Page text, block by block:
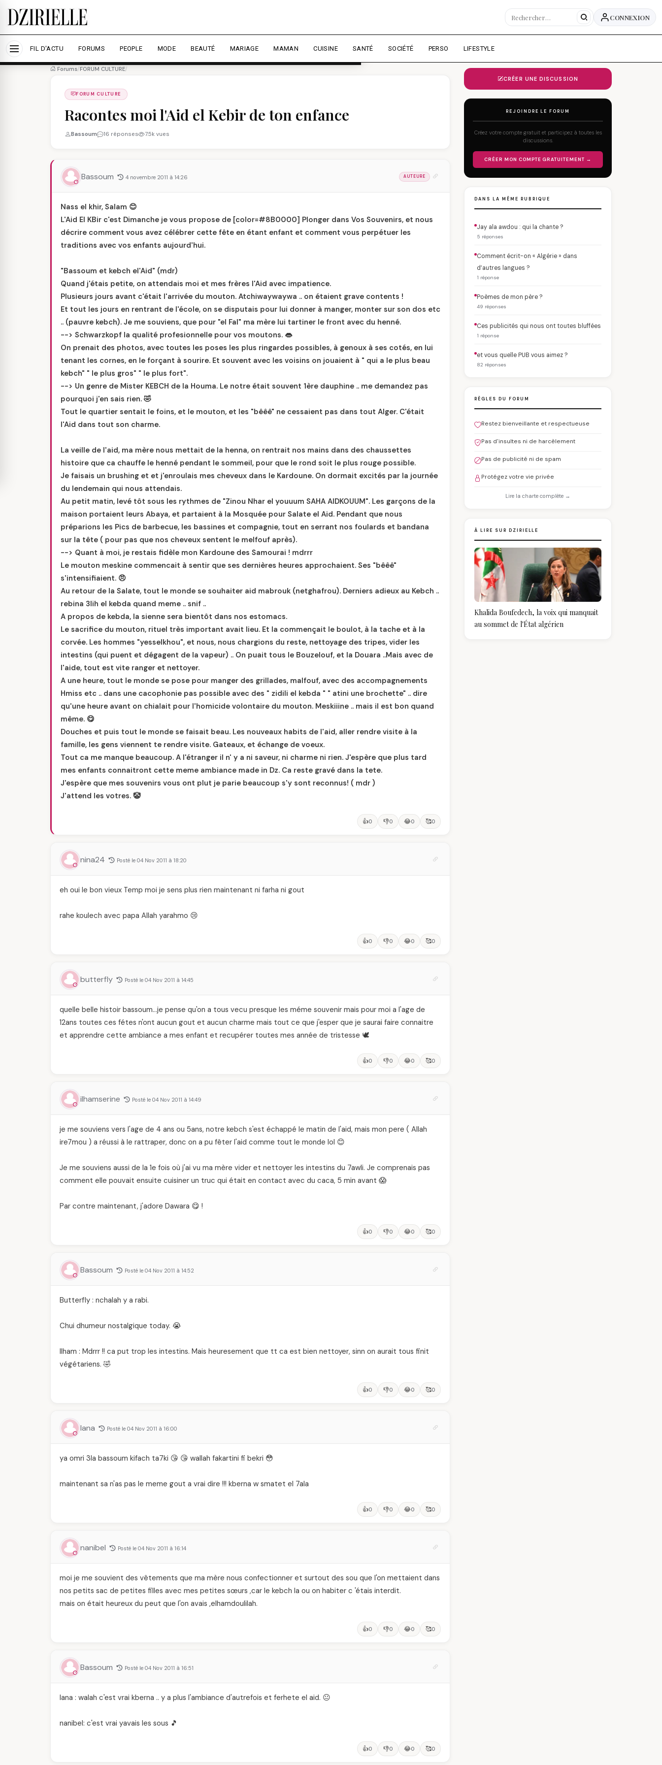
Nous utilisons des cookies pour améliorer votre expérience et mesurer l'audience.
Accepter tout Personnaliser
CONNEXION
FIL D'ACTU FORUMS PEOPLE MODE BEAUTÉ MARIAGE MAMAN CUISINE SANTÉ SOCIÉTÉ PERSO LIFESTYLE
Forums/FORUM CULTURE/
FORUM CULTURE
Racontes moi l'Aid el Kebir de ton enfance
Bassoum 16 réponses 7.5k vues
Bassoum 4 novembre 2011 à 14:26 AUTEURE
Nass el khir, Salam 😊
L'Aid El KBir c'est Dimanche je vous propose de [color=#8B0000] Plonger dans Vos Souvenirs, et nous
décrire comment vous avez célébrer cette fête en étant enfant et comment vous perpétuer les
traditions avec vos enfants aujourd'hui.
"Bassoum et kebch el'Aid" (mdr)
Quand j'étais petite, on attendais moi et mes frères l'Aid avec impatience.
Plusieurs jours avant c'était l'arrivée du mouton. Atchiwaywaywa .. on étaient grave contents !
Et tout les jours en rentrant de l'école, on se disputais pour lui donner à manger, monter sur son dos etc
.. (pauvre kebch). Je me souviens, que pour "el Fal" ma mère lui tartiner le front avec du henné.
--> Schwarzkopf la qualité profesionnelle pour vos moutons. 👄
On prenait des photos, avec toutes les poses les plus ringardes possibles, à genoux à ses cotés, en lui
tenant les cornes, en le forçant à sourire. Et souvent avec les voisins on jouaient à " qui a le plus beau
kebch" " le plus gros" " le plus fort".
--> Un genre de Mister KEBCH de la Houma. Le notre était souvent 1ère dauphine .. me demandez pas
pourquoi j'en sais rien. 🤣
Tout le quartier sentait le foins, et le mouton, et les "bêêê" ne cessaient pas dans tout Alger. C'était
l'Aid dans tout son charme.
La veille de l'aid, ma mère nous mettait de la henna, on rentrait nos mains dans des chaussettes
histoire que ca chauffe le henné pendant le sommeil, pour que le rond soit le plus rouge possible.
Je faisais un brushing et et j'enroulais mes cheveux dans le Kardoune. On dormait excités par la journée
du lendemain qui nous attendais.
Au petit matin, levé tôt sous les rythmes de "Zinou Nhar el youuum SAHA AIDKOUUM". Les garçons de la
maison portaient leurs Abaya, et partaient à la Mosquée pour Salate el Aid. Pendant que nous
préparions les Pics de barbecue, les bassines et compagnie, tout en serrant nos foulards et bandana
sur la tête ( pour pas que nos cheveux sentent le melfouf après).
--> Quant à moi, je restais fidèle mon Kardoune des Samourai ! mdrrr
Le mouton meskine commencait à sentir que ses dernières heures approchaient. Ses "bêêê"
s'intensifiaient. 😠
Au retour de la Salate, tout le monde se souhaiter aid mabrouk (netghafrou). Derniers adieux au Kebch ..
rebina 3lih el kebda quand meme .. snif ..
A propos de kebda, la sienne sera bientôt dans nos estomacs.
Le sacrifice du mouton, rituel très important avait lieu. Et la commençait le boulot, à la tache et à la
corvée. Les hommes "yesselkhou", et nous, nous chargions du reste, nettoyage des tripes, vider les
intestins (qui puent et dégagent de la vapeur) .. On puait tous le Bouzelouf, et la Douara ..Mais avec de
l'aide, tout est vite ranger et nettoyer.
A une heure, tout le monde se pose pour manger des grillades, malfouf, avec des accompagnements
Hmiss etc .. dans une cacophonie pas possible avec des " zidili el kebda " " atini une brochette" .. dire
qu'une heure avant on chialait pour l'homicide volontaire du mouton. Meskiiine .. mais il est bon quand
même. 😋
Douches et puis tout le monde se faisait beau. Les nouveaux habits de l'aid, aller rendre visite à la
famille, les gens viennent te rendre visite. Gateaux, et échange de voeux.
Tout ca me manque beaucoup. A l'étranger il n' y a ni saveur, ni charme ni rien. J'espère que plus tard
mes enfants connaitront cette meme ambiance made in Dz. Ca reste gravé dans la tete.
J'espère que mes souvenirs vous ont plut je parie beaucoup s'y sont reconnus! ( mdr )
J'attend les votres. 🤡
👍0 👎0 😂0 🥰0
nina24 Posté le 04 Nov 2011 à 18:20
eh oui le bon vieux Temp moi je sens plus rien maintenant ni farha ni gout
rahe koulech avec papa Allah yarahmo 😢
👍0 👎0 😂0 🥰0
butterfly Posté le 04 Nov 2011 à 14:45
quelle belle histoir bassoum…je pense qu'on a tous vecu presque les méme souvenir mais pour moi a l'age de
12ans toutes ces fétes n'ont aucun gout et aucun charme mais tout ce que j'esper que je saurai faire connaitre
et apprendre cette ambiance a mes enfant et recupérer toutes mes année de tristesse 🕊️
👍0 👎0 😂0 🥰0
ilhamserine Posté le 04 Nov 2011 à 14:49
je me souviens vers l'age de 4 ans ou 5ans, notre kebch s'est échappé le matin de l'aid, mais mon pere ( Allah
ire7mou ) a réussi à le rattraper, donc on a pu fêter l'aid comme tout le monde lol 😊
Je me souviens aussi de la 1e fois où j'ai vu ma mère vider et nettoyer les intestins du 7awli. Je comprenais pas
comment elle pouvait ensuite cuisiner un truc qui était en contact avec du caca, 5 min avant 😱
Par contre maintenant, j'adore Dawara 😋 !
👍0 👎0 😂0 🥰0
Bassoum Posté le 04 Nov 2011 à 14:52
Butterfly : nchalah y a rabi.
Chui dhumeur nostalgique today. 😭
Ilham : Mdrrr !! ca put trop les intestins. Mais heuresement que tt ca est bien nettoyer, sinn on aurait tous finit
végétariens. 🤣
👍0 👎0 😂0 🥰0
lana Posté le 04 Nov 2011 à 16:00
ya omri 3la bassoum kifach ta7ki 😘 😘 wallah fakartini fi bekri 😳
maintenant sa n'as pas le meme gout a vrai dire !!! kberna w smatet el 7ala
👍0 👎0 😂0 🥰0
nanibel Posté le 04 Nov 2011 à 16:14
moi je me souvient des vêtements que ma mère nous confectionner et surtout des sou que l'on mettaient dans
nos petits sac de petites filles avec mes petites sœurs ,car le kebch la ou on habiter c 'étais interdit.
mais on était heureux du peut que l'on avais ,elhamdoulilah.
👍0 👎0 😂0 🥰0
Bassoum Posté le 04 Nov 2011 à 16:51
lana : walah c'est vrai kberna .. y a plus l'ambiance d'autrefois et ferhete el aid. 😐
nanibel: c'est vrai yavais les sous 🎵
👍0 👎0 😂0 🥰0
CRÉER UNE DISCUSSION
REJOINDRE LE FORUM
Créez votre compte gratuit et participez à toutes les
discussions.
CRÉER MON COMPTE GRATUITEMENT →
DANS LA MÊME RUBRIQUE
Jay ala awdou : qui la chante ?
5 réponses
Comment écrit-on « Algérie » dans
d’autres langues ?
1 réponse
Poèmes de mon père ?
49 réponses
Ces publicités qui nous ont toutes bluffées
1 réponse
et vous quelle PUB vous aimez ?
82 réponses
RÈGLES DU FORUM
Restez bienveillante et respectueuse
Pas d'insultes ni de harcèlement
Pas de publicité ni de spam
Protégez votre vie privée
Lire la charte complète →
À LIRE SUR DZIRIELLE
Khalida Boufedech, la voix qui manquait
au sommet de l'État algérien